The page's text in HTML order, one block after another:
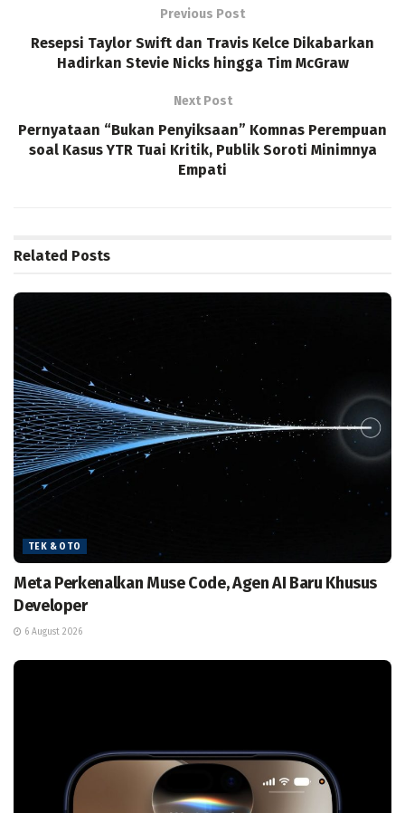
Previous Post
Resepsi Taylor Swift dan Travis Kelce Dikabarkan
Hadirkan Stevie Nicks hingga Tim McGraw
Next Post
Pernyataan “Bukan Penyiksaan” Komnas Perempuan
soal Kasus YTR Tuai Kritik, Publik Soroti Minimnya
Empati
Related Posts
TEK & OTO
Meta Perkenalkan Muse Code, Agen AI Baru Khusus
Developer
6 August 2026